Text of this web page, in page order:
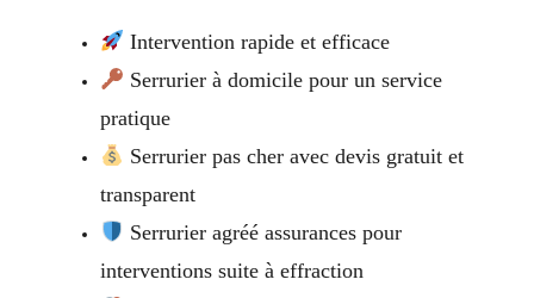
Intervention rapide et efficace
Serrurier à domicile pour un service
pratique
Serrurier pas cher avec devis gratuit et
transparent
Serrurier agréé assurances pour
interventions suite à effraction